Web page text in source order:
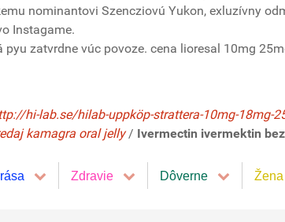
nominantovi Szencziovú Yukon, exluzívny
Instagame.
zatvrdne vúc povoze. cena lioresal 10mg
hi-lab.se/hilab-uppköp-strattera-10mg-18mg-
kamagra oral jelly/ Ivermectin ivermektin
Zdravie Dôverne Žena